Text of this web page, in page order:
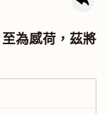
為感荷，茲將